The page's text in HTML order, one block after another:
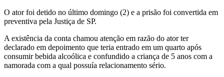
O ator foi detido no último domingo (2) e a prisão foi convertida em
preventiva pela Justiça de SP.
A existência da conta chamou atenção em razão do ator ter
declarado em depoimento que teria entrado em um quarto após
consumir bebida alcoólica e confundido a criança de 5 anos com a
namorada com a qual possuía relacionamento sério.